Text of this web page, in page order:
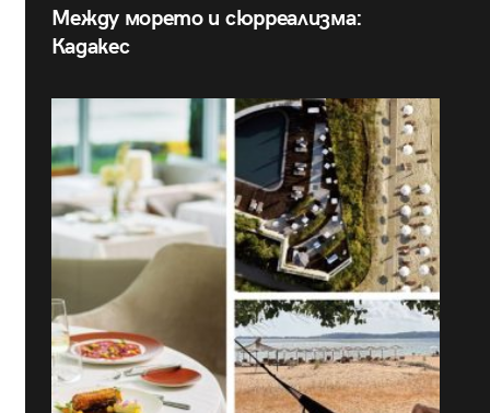
Между морето и сюрреализма:
Кадакес